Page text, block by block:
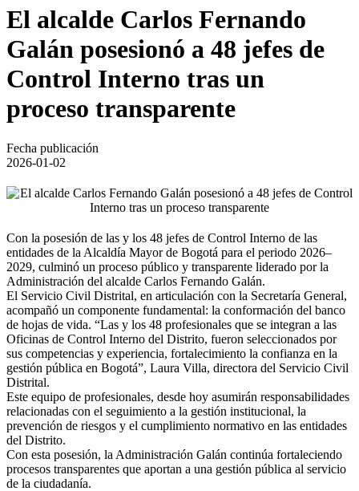
El alcalde Carlos Fernando
Galán posesionó a 48 jefes de
Control Interno tras un
proceso transparente
Fecha publicación
2026-01-02
Con la posesión de las y los 48 jefes de Control Interno de las
entidades de la Alcaldía Mayor de Bogotá para el periodo 2026–
2029, culminó un proceso público y transparente liderado por la
Administración del alcalde Carlos Fernando Galán.
El Servicio Civil Distrital, en articulación con la Secretaría General,
acompañó un componente fundamental: la conformación del banco
de hojas de vida. “Las y los 48 profesionales que se integran a las
Oficinas de Control Interno del Distrito, fueron seleccionados por
sus competencias y experiencia, fortalecimiento la confianza en la
gestión pública en Bogotá”, Laura Villa, directora del Servicio Civil
Distrital.
Este equipo de profesionales, desde hoy asumirán responsabilidades
relacionadas con el seguimiento a la gestión institucional, la
prevención de riesgos y el cumplimiento normativo en las entidades
del Distrito.
Con esta posesión, la Administración Galán continúa fortaleciendo
procesos transparentes que aportan a una gestión pública al servicio
de la ciudadanía.